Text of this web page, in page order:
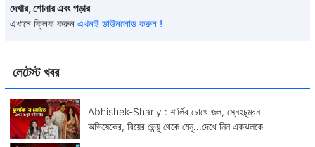
লেটেস্ট খবর
Abhishek-Sharly : শার্লির চোখে জল, স্নেহচুম্বন
অভিষেকের, বিয়ের ভেন্য়ু থেকে মেনু...দেখে নিন একঝলকে
দেখার, শোনার এবং পড়ার
এখানে ক্লিক করুন এখনই ডাউনলোড করুন !